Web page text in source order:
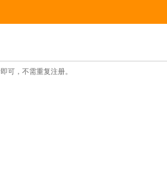
可，不需重复注册。